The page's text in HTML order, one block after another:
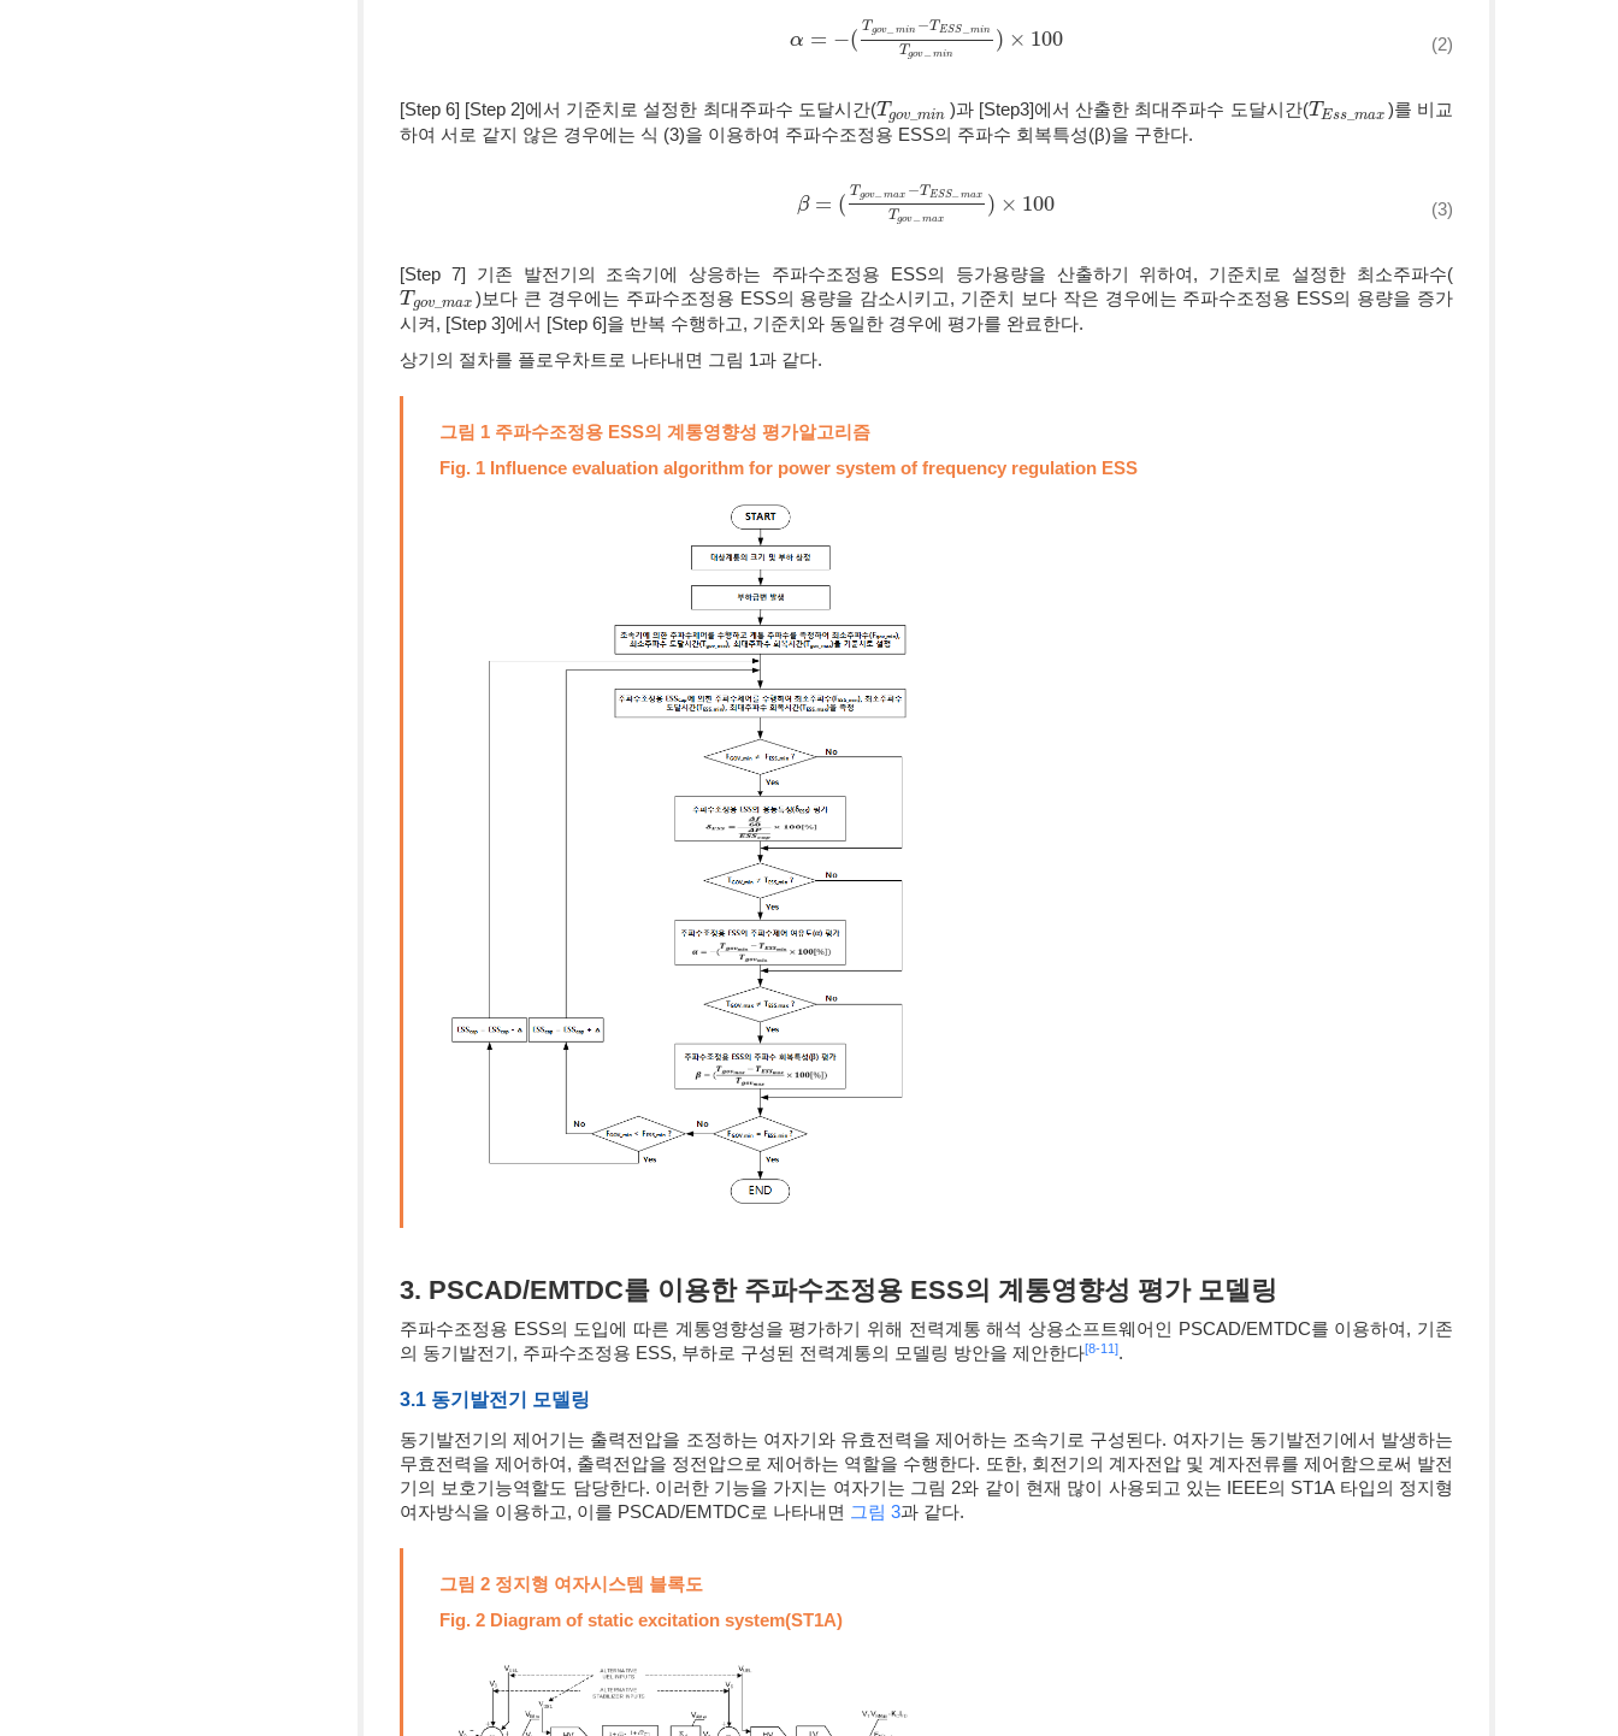
(2)
α = −( T gov− min −TESS−min
Tgov− min
) × 100
α= −( Tgo v−min−TESS−mi n Tg ov−m
[Step 6] [Step 2]에서 기준치로 설정한 최대주파수 도달시간(T gov _min
Tgov _mi n)과 [Step3]에서 산출한 최대주파수 도달시간(TEss _max
TEss _max)를 비교
하여 서로 같지 않은 경우에는 식 (3)을 이용하여 주파수조정용 ESS의 주파수 회복특성(β)을 구한다.
(3)
β = ( Tgov− max −T ESS− max
Tgov− max
) × 100
β=(T g ov−max−TESS−maxTgov−
[Step 7] 기존 발전기의 조속기에 상응하는 주파수조정용 ESS의 등가용량을 산출하기 위하여, 기준치로 설정한 최소주파수(
T gov_max
Tgov _max
)보다 큰 경우에는 주파수조정용 ESS의 용량을 감소시키고, 기준치 보다 작은 경우에는 주파수조정용 ESS의 용량을 증가
시켜, [Step 3]에서 [Step 6]을 반복 수행하고, 기준치와 동일한 경우에 평가를 완료한다.
상기의 절차를 플로우차트로 나타내면 그림 1과 같다.
그림 1 주파수조정용 ESS의 계통영향성 평가알고리즘
Fig. 1 Influence evaluation algorithm for power system of frequency regulation ESS
3. PSCAD/EMTDC를 이용한 주파수조정용 ESS의 계통영향성 평가 모델링
주파수조정용 ESS의 도입에 따른 계통영향성을 평가하기 위해 전력계통 해석 상용소프트웨어인 PSCAD/EMTDC를 이용하여, 기존
의 동기발전기, 주파수조정용 ESS, 부하로 구성된 전력계통의 모델링 방안을 제안한다[8-11].
3.1 동기발전기 모델링
동기발전기의 제어기는 출력전압을 조정하는 여자기와 유효전력을 제어하는 조속기로 구성된다. 여자기는 동기발전기에서 발생하는
무효전력을 제어하여, 출력전압을 정전압으로 제어하는 역할을 수행한다. 또한, 회전기의 계자전압 및 계자전류를 제어함으로써 발전
기의 보호기능역할도 담당한다. 이러한 기능을 가지는 여자기는 그림 2와 같이 현재 많이 사용되고 있는 IEEE의 ST1A 타입의 정지형
여자방식을 이용하고, 이를 PSCAD/EMTDC로 나타내면 그림 3과 같다.
그림 2 정지형 여자시스템 블록도
Fig. 2 Diagram of static excitation system(ST1A)